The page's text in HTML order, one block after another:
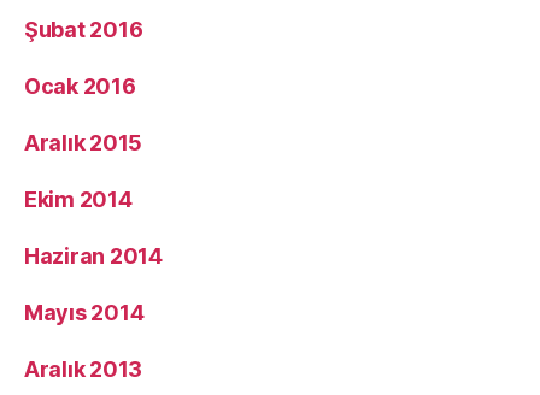
Şubat 2016
Ocak 2016
Aralık 2015
Ekim 2014
Haziran 2014
Mayıs 2014
Aralık 2013